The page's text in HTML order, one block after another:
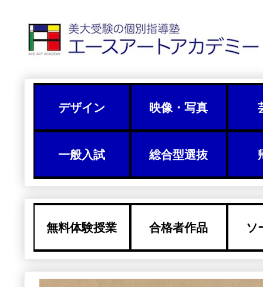
デザイン 映像・写真
一般入試 総合型選抜
無料体験授業 合格者作品 ソ